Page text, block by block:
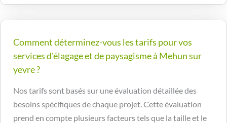
Comment déterminez-vous les tarifs pour vos
services d'élagage et de paysagisme à Mehun sur
yevre ?
Nos tarifs sont basés sur une évaluation détaillée des
besoins spécifiques de chaque projet. Cette évaluation
prend en compte plusieurs facteurs tels que la taille et le